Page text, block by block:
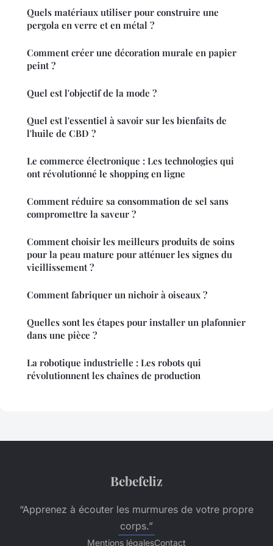
Quels matériaux utiliser pour construire une
pergola en verre et en métal ?
Comment créer une décoration murale en papier
peint ?
Quel est l'objectif de la mode ?
Quel est l'essentiel à savoir sur les bienfaits de
l'huile de CBD ?
Le commerce électronique : Les technologies qui
ont révolutionné le shopping en ligne
Comment réduire sa consommation de sel sans
compromettre la saveur ?
Comment choisir les meilleurs produits de soins
pour la peau mature pour atténuer les signes du
vieillissement ?
Comment fabriquer un nichoir à oiseaux ?
Quelles sont les étapes pour installer un plafonnier
dans une pièce ?
La robotique industrielle : Les robots qui
révolutionnent les chaînes de production
Bebefeliz
“Apprenez à écouter les murmures de votre propre
corps.”
Mentions légalesContact